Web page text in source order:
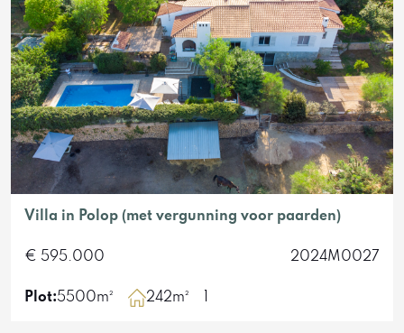
Villa in Polop (met vergunning voor paarden)
€ 595.000 2024M0027
Plot:5500m² 242m²